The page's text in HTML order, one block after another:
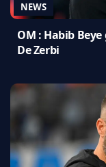
NEWS
OM : Habib
De Zerbi